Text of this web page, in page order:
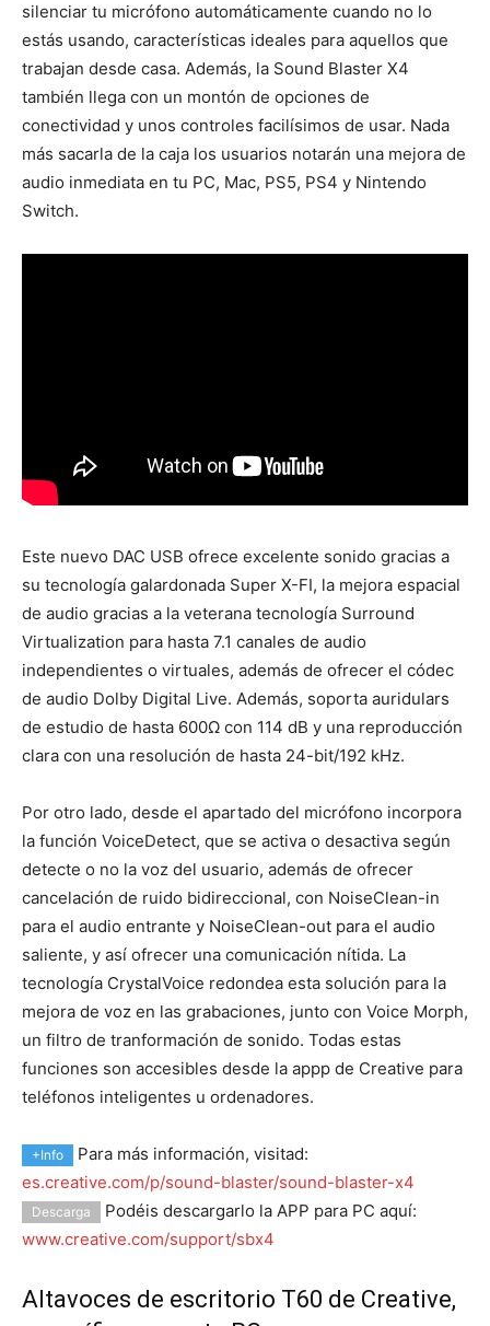
silenciar tu micrófono automáticamente cuando no lo
estás usando, características ideales para aquellos que
trabajan desde casa. Además, la Sound Blaster X4
también llega con un montón de opciones de
conectividad y unos controles facilísimos de usar. Nada
más sacarla de la caja los usuarios notarán una mejora de
audio inmediata en tu PC, Mac, PS5, PS4 y Nintendo
Switch.
Este nuevo DAC USB ofrece excelente sonido gracias a
su tecnología galardonada Super X-FI, la mejora espacial
de audio gracias a la veterana tecnología Surround
Virtualization para hasta 7.1 canales de audio
independientes o virtuales, además de ofrecer el códec
de audio Dolby Digital Live. Además, soporta auridulars
de estudio de hasta 600Ω con 114 dB y una reproducción
clara con una resolución de hasta 24-bit/192 kHz.
Por otro lado, desde el apartado del micrófono incorpora
la función VoiceDetect, que se activa o desactiva según
detecte o no la voz del usuario, además de ofrecer
cancelación de ruido bidireccional, con NoiseClean-in
para el audio entrante y NoiseClean-out para el audio
saliente, y así ofrecer una comunicación nítida. La
tecnología CrystalVoice redondea esta solución para la
mejora de voz en las grabaciones, junto con Voice Morph,
un filtro de tranformación de sonido. Todas estas
funciones son accesibles desde la appp de Creative para
teléfonos inteligentes u ordenadores.
+Info
Para más información, visitad:
es.creative.com/p/sound-blaster/sound-blaster-x4
Descarga
Podéis descargarlo la APP para PC aquí:
www.creative.com/support/sbx4
Altavoces de escritorio T60 de Creative,